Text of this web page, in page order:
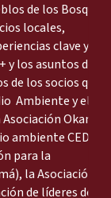
de los Bosques
locales,
clave y las
los asuntos de
los socios que
Ambiente y el
Okani
ambiente CEDEN
para la
la Asociación de
de líderes de las